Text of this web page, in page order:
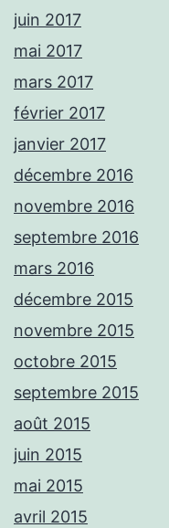
juin 2017
mai 2017
mars 2017
février 2017
janvier 2017
décembre 2016
novembre 2016
septembre 2016
mars 2016
décembre 2015
novembre 2015
octobre 2015
septembre 2015
août 2015
juin 2015
mai 2015
avril 2015